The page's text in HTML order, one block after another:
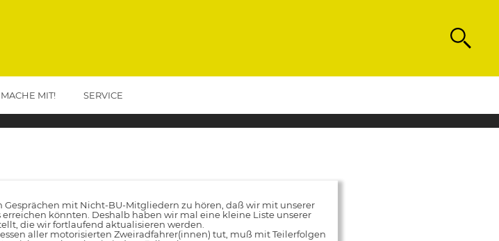
MIT! SERVICE
mit Nicht-BU-Mitgliedern zu hören, daß wir mit unserer
könnten. Deshalb haben wir mal eine kleine Liste unserer
die wir fortlaufend aktualisieren werden.
aller motorisierten Zweiradfahrer(innen) tut, muß mit Teilerfolgen